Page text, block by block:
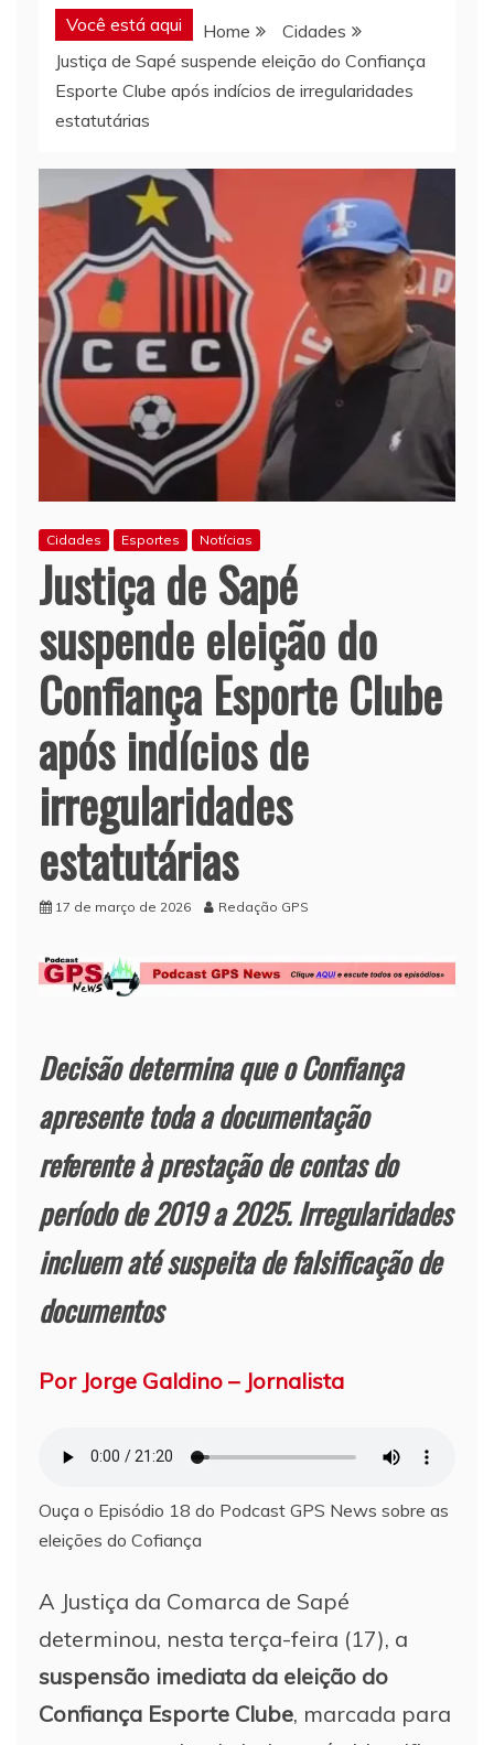
Você está aqui Home
Cidades
Justiça de Sapé suspende eleição do Confiança
Esporte Clube após indícios de irregularidades
estatutárias
Cidades Esportes Notícias
Justiça de Sapé
suspende eleição do
Confiança Esporte Clube
após indícios de
irregularidades
estatutárias
17 de março de 2026 Redação GPS
Decisão determina que o Confiança
apresente toda a documentação
referente à prestação de contas do
período de 2019 a 2025. Irregularidades
incluem até suspeita de falsificação de
documentos
Por Jorge Galdino – Jornalista
Ouça o Episódio 18 do Podcast GPS News sobre as
eleições do Cofiança
A Justiça da Comarca de Sapé
determinou, nesta terça-feira (17), a
suspensão imediata da eleição do
Confiança Esporte Clube, marcada para